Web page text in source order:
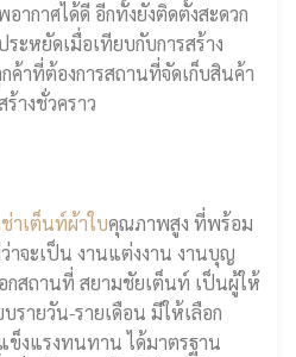
กาศได้ดี อีกทั้งยังติดตั้งสะดวก
ระหยัดเมื่อเทียบกับการสร้าง
ค้าที่ต้องการสถานที่จัดเก็บสินค้า
างชั่วคราว
ช่าเต็นท์ผ้าใบคุณภาพสูง ที่พร้อม
าจะเป็น งานแต่งงาน งานบุญ
สถานที่ สยามชัยเต็นท์ เป็นผู้ให้
รายวัน-รายเดือน มีให้เลือก
งแรงทนทาน ได้มาตรฐาน